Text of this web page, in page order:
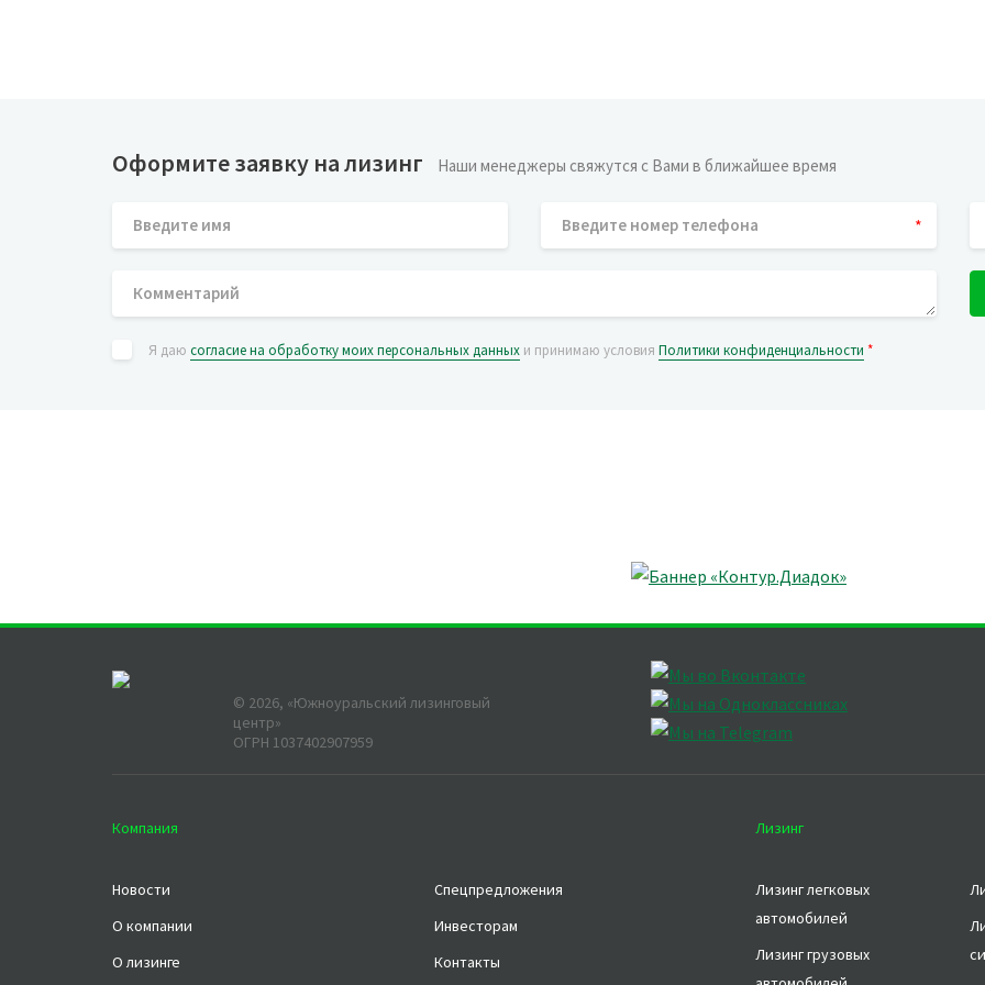
Оформите заявку на лизинг Наши менеджеры свяжутся с Вами в ближайшее время
*
Я даю согласие на обработку моих персональных данных и принимаю условия Политики конфиденциальности *
© 2026, «Южноуральский лизинговый
центр»
ОГРН 1037402907959
Компания
Новости
О компании
О лизинге
Спецпредложения
Инвесторам
Контакты
Лизинг
Лизинг легковых
автомобилей
Лизинг грузовых